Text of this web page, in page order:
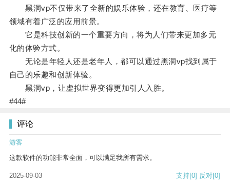
黑洞vp不仅带来了全新的娱乐体验，还在教育、医疗等
领域有着广泛的应用前景。
它是科技创新的一个重要方向，将为人们带来更加多元
化的体验方式。
无论是年轻人还是老年人，都可以通过黑洞vp找到属于
自己的乐趣和创新体验。
黑洞vp，让虚拟世界变得更加引人入胜。
#44#
评论
游客
这款软件的功能非常全面，可以满足我所有需求。
2025-09-03 支持[0] 反对[0]